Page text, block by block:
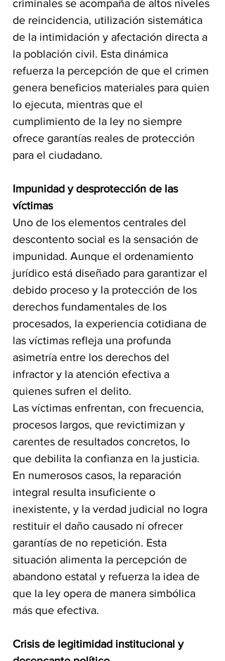
criminales se acompaña de altos niveles
de reincidencia, utilización sistemática
de la intimidación y afectación directa a
la población civil. Esta dinámica
refuerza la percepción de que el crimen
genera beneficios materiales para quien
lo ejecuta, mientras que el
cumplimiento de la ley no siempre
ofrece garantías reales de protección
para el ciudadano.
Impunidad y desprotección de las
víctimas
Uno de los elementos centrales del
descontento social es la sensación de
impunidad. Aunque el ordenamiento
jurídico está diseñado para garantizar el
debido proceso y la protección de los
derechos fundamentales de los
procesados, la experiencia cotidiana de
las víctimas refleja una profunda
asimetría entre los derechos del
infractor y la atención efectiva a
quienes sufren el delito.
Las víctimas enfrentan, con frecuencia,
procesos largos, que revictimizan y
carentes de resultados concretos, lo
que debilita la confianza en la justicia.
En numerosos casos, la reparación
integral resulta insuficiente o
inexistente, y la verdad judicial no logra
restituir el daño causado ni ofrecer
garantías de no repetición. Esta
situación alimenta la percepción de
abandono estatal y refuerza la idea de
que la ley opera de manera simbólica
más que efectiva.
Crisis de legitimidad institucional y